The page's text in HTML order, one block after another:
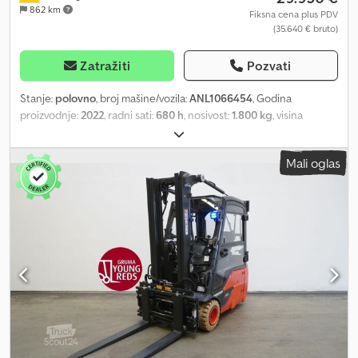
862 km
Fiksna cena plus PDV
(35.640 € bruto)
Zatražiti Pozvati
Stanje: polovno, broj mašine/vozila:ANL1066454, Godina
proizvodnje:2022, radni sati:680 h, nosivost:1.800 kg, visina
, slobodno podizanje:
opterećenja:500 mm, tip jarma:triplex, kapacitet baterije:720 Ah,
napon baterije:
980 mm,
dužina viljuške:
, dimenzija prednje gume:
dimenzija zadnje gume:
140/55-9 , prazna masa vozila:
, ukupna dužina:2.067 mm
električna energija, - Aquamatic na bateriju -
Vozilni priključak MRC 160A - Hidraulično izvlačenje baterije -
Pretvarač napona - Vozilo: dvostruka pomoćna hidraulika - Jarbol:
dvostruka pomoćna hidraulika - Nosač viljuški - Uređaj za
podešavanje širine viljuški sa bočnim pomakom KAUP 2T466B,
širina 1.040 mm - Potpuna kabina - Grejanje - 2 x LED radna svetla
napred - 1 x svetlo za vožnju unazad pozadi - Stop svetla i žmigavci
montirani gore pozadi na zaštitnom krovu vozača - Prednji spot:
Mali oglas